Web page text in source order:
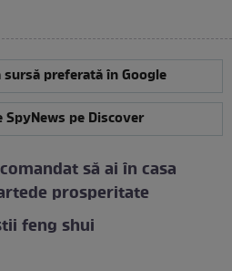
preferată în Google
SpyNews pe Discover
să ai în casa
prosperitate
feng shui